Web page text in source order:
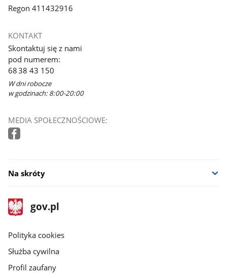
Regon 411432916
KONTAKT
Skontaktuj się z nami
pod numerem:
68 38 43 150
W dni robocze
w godzinach: 8:00-20:00
MEDIA SPOŁECZNOŚCIOWE:
Na skróty
stopka
gov.pl
Strona
gov.pl
gov.pl
Polityka cookies
Służba cywilna
Profil zaufany